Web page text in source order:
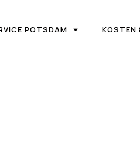
POTSDAM KOSTEN